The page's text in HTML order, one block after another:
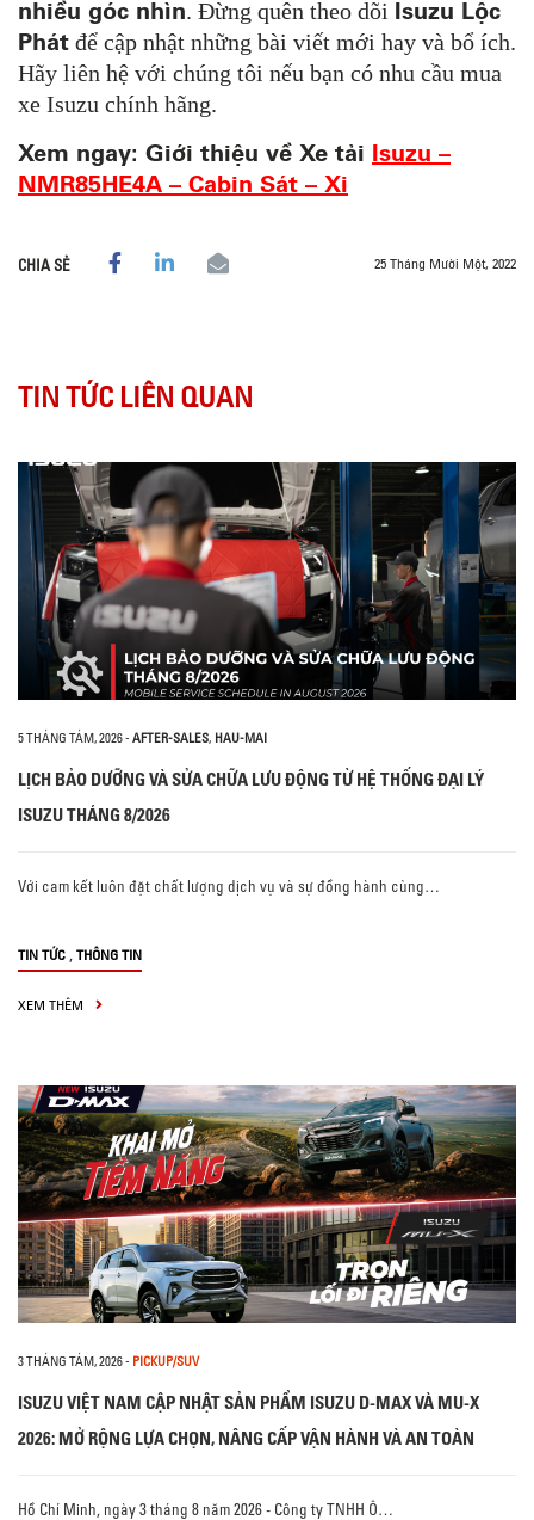
nhiều góc nhìn. Đừng quên theo dõi Isuzu Lộc
Phát để cập nhật những bài viết mới hay và bổ ích.
Hãy liên hệ với chúng tôi nếu bạn có nhu cầu mua
xe Isuzu chính hãng.
Xem ngay: Giới thiệu về Xe tải Isuzu –
NMR85HE4A – Cabin Sát – Xi
CHIA SẺ 25 Tháng Mười Một, 2022
TIN TỨC LIÊN QUAN
5 THÁNG TÁM, 2026- AFTER-SALES, HAU-MAI
LỊCH BẢO DƯỠNG VÀ SỬA CHỮA LƯU ĐỘNG TỪ HỆ THỐNG ĐẠI LÝ
ISUZU THÁNG 8/2026
Với cam kết luôn đặt chất lượng dịch vụ và sự đồng hành cùng…
TIN TỨC , THÔNG TIN
XEM THÊM
3 THÁNG TÁM, 2026- PICKUP/SUV
ISUZU VIỆT NAM CẬP NHẬT SẢN PHẨM ISUZU D-MAX VÀ MU-X
2026: MỞ RỘNG LỰA CHỌN, NÂNG CẤP VẬN HÀNH VÀ AN TOÀN
Hồ Chí Minh, ngày 3 tháng 8 năm 2026 - Công ty TNHH Ô…